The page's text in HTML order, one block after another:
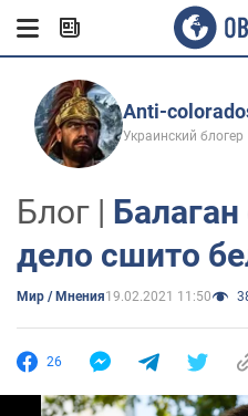
Anti-
Украинский блогер
Блог |
дело сшито
Мир / Мнения19.02.2021 11:50
26